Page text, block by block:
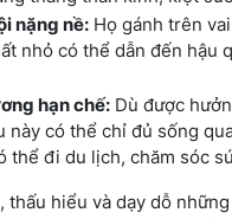
nặng nề: Họ gánh trên
nhỏ có thể dẫn đến
hạn chế: Dù được
này có thể chỉ đủ sống
thể đi du lịch, chăm sóc
thấu hiểu và dạy dỗ